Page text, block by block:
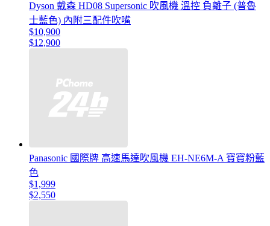
Dyson 戴森 HD08 Supersonic 吹風機 溫控 負離子 (普魯
士藍色) 內附三配件吹嘴
$10,900
$12,900
Panasonic 國際牌 高速馬達吹風機 EH-NE6M-A 寶寶粉藍
色
$1,999
$2,550